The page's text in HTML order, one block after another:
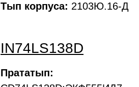
Тып корпуса: 2103Ю.16-Д
IN74LS138D
Прататып: